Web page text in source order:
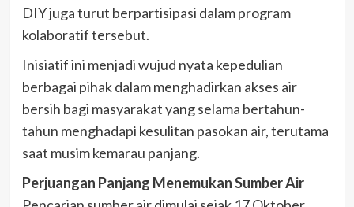
DIY juga turut berpartisipasi dalam program
kolaboratif tersebut.
Inisiatif ini menjadi wujud nyata kepedulian
berbagai pihak dalam menghadirkan akses air
bersih bagi masyarakat yang selama bertahun-
tahun menghadapi kesulitan pasokan air, terutama
saat musim kemarau panjang.
Perjuangan Panjang Menemukan Sumber Air